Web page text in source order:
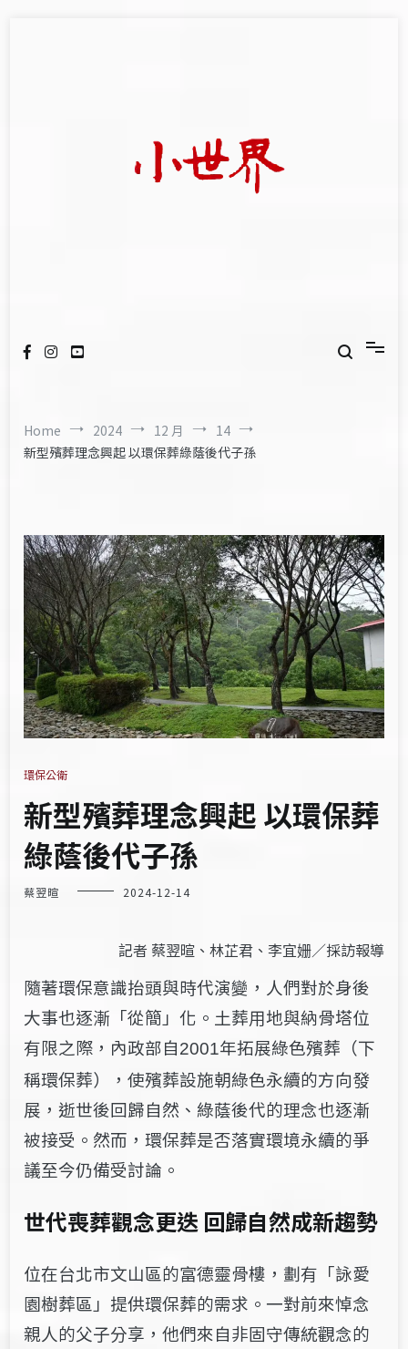
Home 2024 12 月
14
新型殯葬理念興起 以環保葬綠蔭後代子孫
環保公衛
新型殯葬理念興起 以環保葬
綠蔭後代子孫
蔡翌暄 2024-12-14
記者 蔡翌暄、林芷君、李宜姗／採訪報導
隨著環保意識抬頭與時代演變，人們對於身後
大事也逐漸「從簡」化。土葬用地與納骨塔位
有限之際，內政部自2001年拓展綠色殯葬（下
稱環保葬），使殯葬設施朝綠色永續的方向發
展，逝世後回歸自然、綠蔭後代的理念也逐漸
被接受。然而，環保葬是否落實環境永續的爭
議至今仍備受討論。
世代喪葬觀念更迭 回歸自然成新趨勢
位在台北市文山區的富德靈骨樓，劃有「詠愛
園樹葬區」提供環保葬的需求。一對前來悼念
親人的父子分享，他們來自非固守傳統觀念的